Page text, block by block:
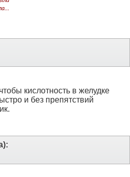
кислотность в желудке
и без препятствий